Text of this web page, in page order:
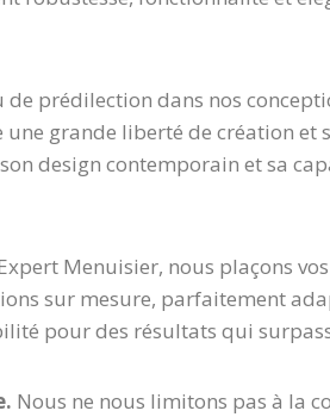
de prédilection dans nos
grande liberté de création et
design contemporain et sa
Menuisier, nous plaçons
sur mesure, parfaitement
pour des résultats qui
Nous ne nous limitons pas à la